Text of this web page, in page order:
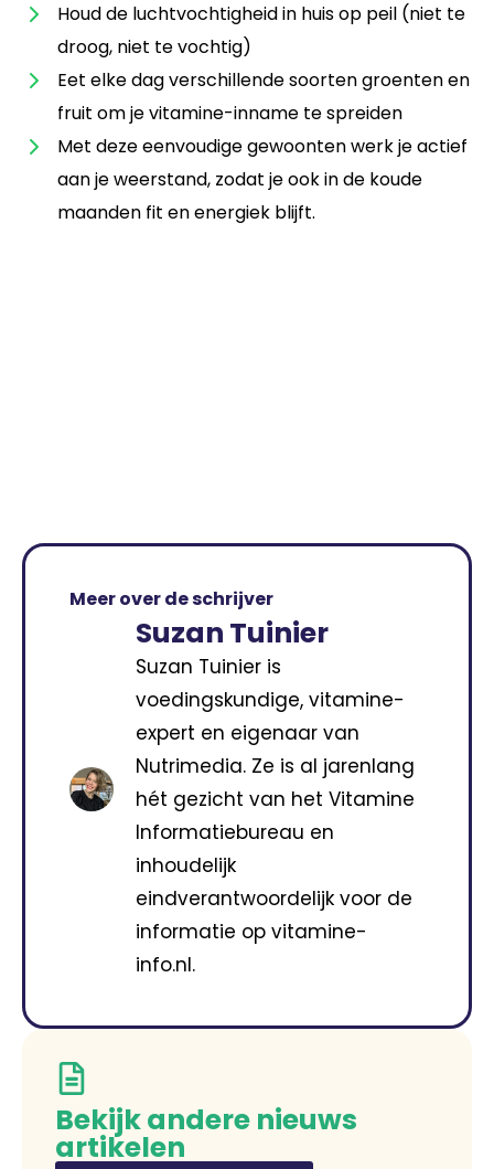
Houd de luchtvochtigheid in huis op peil (niet te
droog, niet te vochtig)
Eet elke dag verschillende soorten groenten en
fruit om je vitamine-inname te spreiden
Met deze eenvoudige gewoonten werk je actief
aan je weerstand, zodat je ook in de koude
maanden fit en energiek blijft.
Meer over de schrijver
Suzan Tuinier
Suzan Tuinier is
voedingskundige, vitamine-
expert en eigenaar van
Nutrimedia. Ze is al jarenlang
hét gezicht van het Vitamine
Informatiebureau en
inhoudelijk
eindverantwoordelijk voor de
informatie op vitamine-
info.nl.
Bekijk andere nieuws
artikelen